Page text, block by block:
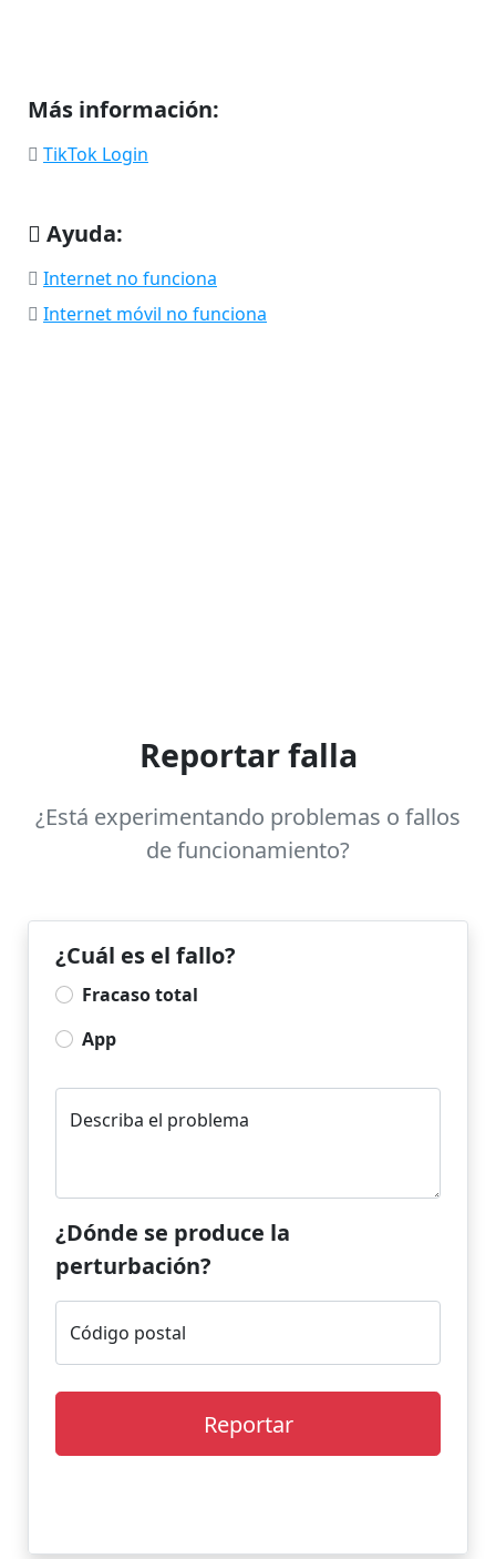
Más información:
TikTok Login
Ayuda:
Internet no funciona
Internet móvil no funciona
Reportar falla
¿Está experimentando problemas o fallos
de funcionamiento?
¿Cuál es el fallo?
Fracaso total
App
Describa el problema
¿Dónde se produce la
perturbación?
Código postal
Reportar